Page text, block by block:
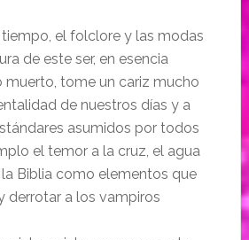
el folclore y las modas
de este ser, en esencia
muerto, tome un cariz mucho
de nuestros días y a
asumidos por todos
el temor a la cruz, el agua
Biblia como elementos que
derrotar a los vampiros